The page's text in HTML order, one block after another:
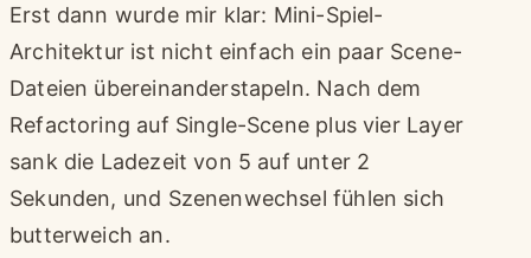
Erst dann wurde mir klar: Mini-Spiel-
Architektur ist nicht einfach ein paar Scene-
Dateien übereinanderstapeln. Nach dem
Refactoring auf Single-Scene plus vier Layer
sank die Ladezeit von 5 auf unter 2
Sekunden, und Szenenwechsel fühlen sich
butterweich an.